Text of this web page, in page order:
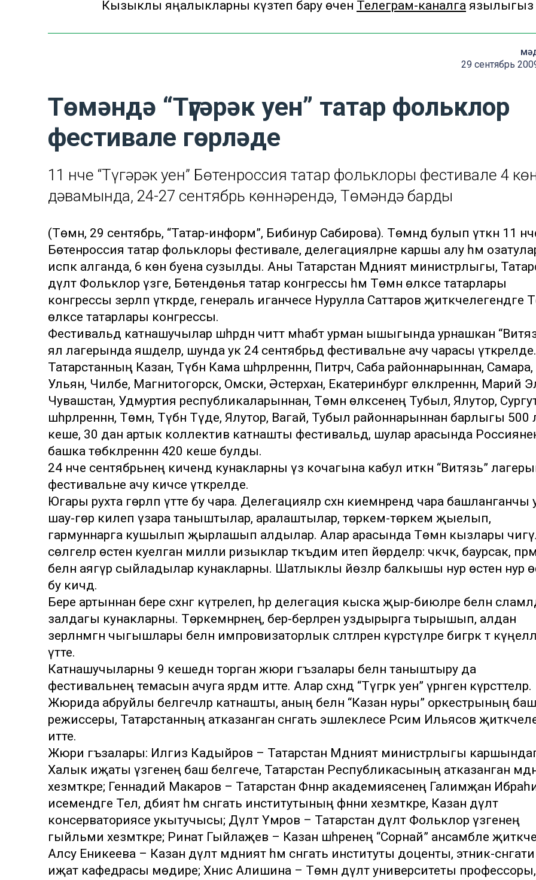
Кызыклы яңалыкларны күзәтеп бару өчен Телеграм-каналга язылыгыз
29 сентябрь
Төмәндә “Түгәрәк уен” татар фольклор
фестивале гөрләде
11 нче “Түгәрәк уен” Бөтенроссия татар фольклоры фестивале 4
дәвамында, 24-27 сентябрь көннәрендә, Төмәндә барды
(Төмән, 29 сентябрь, “Татар-информ”, Бибинур Сабирова). Төмәндә булып үткән 11
Бөтенроссия татар фольклоры фестивале, делегацияләрне каршы алу һәм
исәпкә алганда, 6 көн буена сузылды. Аны Татарстан Мәдәният министрлыгы,
дәүләт Фольклор үзәге, Бөтендөнья татар конгрессы һәм Төмән өлкәсе татарлары
конгрессы әзерләп үткәрде, генераль иганәчесе Нурулла Саттаров җитәкчелегендәге
өлкәсе татарлары конгрессы.
Фестивальдә катнашучылар шәһәрдән читтә мәһабәт урман ышыгында урнашкан
ял лагерында яшәделәр, шунда ук 24 сентябрьдә фестивальне ачу чарасы үткәрелде.
Татарстанның Казан, Түбән Кама шәһәрләреннән, Питрәч, Саба районнарыннан, Самара,
Ульян, Чиләбе, Магнитогорск, Омски, Әстерхан, Екатеринбург өлкәләреннән, Марий
Чувашстан, Удмуртия республикаларыннан, Төмән өлкәсенең Тубыл, Ялутор,
шәһәрләреннән, Төмән, Түбән Тәүде, Ялутор, Вагай, Тубыл районнарыннан барлыгы 500
кеше, 30 дан артык коллектив катнашты фестивальдә, шулар арасында
башка төбәкләреннән 420 кеше булды.
24 нче сентябрьнең кичендә кунакларны үз кочагына кабул иткән “Витязь”
фестивальне ачу кичәсе үткәрелде.
Югары рухта гөрләп үтте бу чара. Делегацияләр сәхнә киемнәрендә чара башланганчы
шау-гөр килеп үзара таныштылар, аралаштылар, төркем-төркем җыелып,
гармуннарга кушылып җырлашып алдылар. Алар арасында Төмән кызлары
сөлгеләр өстенә куелган милли ризыклар тәкъдим итеп йөрделәр: чәкчәк, баурсак,
белән аягүрә сыйладылар кунакларны. Шатлыклы йөзләр балкышы нур өстенә нур
бу кичәдә.
Бере артыннан бере сәхнәгә күтәрелеп, һәр делегация кыска җыр-биюләре белән
залдагы кунакларны. Төркемнәрнең, бер-берләрен уздырырга тырышып, алдан
әзерләнмәгән чыгышлары белән импровизаторлык сәләтләрен күрсәтүләре бигрәк тә
үтте.
Катнашучыларны 9 кешедән торган жюри әгъзалары белән таныштыру да
фестивальнең темасын ачуга ярдәм итте. Алар сәхнәдә “Түгәрәк уен” үрнәген күрсәттеләр.
Жюрида абруйлы белгечләр катнашты, аның белән “Казан нуры” оркестрының баш
режиссеры, Татарстанның атказанган сәнгать эшлеклесе Рәсим Ильясов
итте.
Жюри әгъзалары: Илгиз Кадыйров – Татарстан Мәдәният министрлыгы
Халык иҗаты үзәгенең баш белгече, Татарстан Республикасының атказанган
хезмәткәре; Геннадий Макаров – Татарстан Фәннәр академиясенең Галимҗан
исемендәге Тел, әдәбият һәм сәнгать институтының фәнни хезмәткәре, Казан дәүләт
консерваториясе укытучысы; Дәүләт Үмәров – Татарстан дәүләт Фольклор үзәгенең
гыйльми хезмәткәре; Ринат Гыйлаҗев – Казан шәһәренең “Сорнай” ансамбле
Алсу Еникеева – Казан дәүләт мәдәният һәм сәнгать институты доценты, этник-сәнгати
иҗат кафедрасы мөдире; Хәнисә Алишина – Төмән дәүләт университеты профессоры,